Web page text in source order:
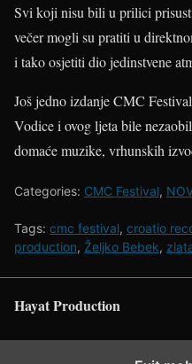
Svi koji nisu bili u prilici
večer mogli su pratiti u
i tako osjetiti dio jedinstvene
Još jedno izdanje CMC
Vodice i ovog ljeta bile
domaće muzike, vrhunskih
Categories: CMC Festival,
Tags: cmc festival, croatio
production, Željko Bebek,
Hayat Production